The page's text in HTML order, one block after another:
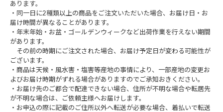
あります。
・同一日に2種類以上の商品をご注文いただいた場合、お届け日・お
届け時間が異なることがあります。
・年末年始・お盆・ゴールデンウィークなど出荷作業を行えない期間
があります。
その前の時期にご注文された場合、お届け予定日が変わる可能性が
ございます。
・商品は天候・風水害・塩害等産地の事情により、一部産地の変更お
よびお届け時期がずれる場合がありますのでご承知おきください。
・お届け先のご都合で配達できない場合、住所が不明な場合や転居先
が不明な場合は、ご依頼主様へお届けします。
・お申込の際に記載のご住所以外へ転送が必要な場合、着払いで転送